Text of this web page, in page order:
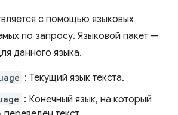
с помощью языковых
по запросу. Языковой пакет —
данного языка.
: Текущий язык текста.
: Конечный язык, на который